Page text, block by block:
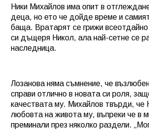
Ники Михайлов има опит в
деца, но ето че дойде време и
баща. Вратарят се грижи
си дъщеря Никол, ала най-сетне се
наследница.
Лозанова няма съмнение, че
справи отлично в новата си роля,
качествата му. Михайлов твърди, че
любовта на живота му, въпреки че в
преминали през няколко раздели.